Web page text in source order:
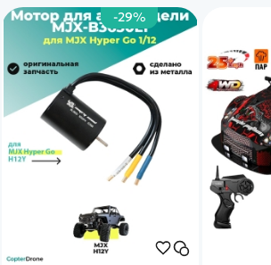
передачи видео на
максимальное расстояние в
20 км. Mini 4 Pro еще больше
расширил творческие
горизонты как для
профессионалов, так и для
начинающих пилотов.
-29%